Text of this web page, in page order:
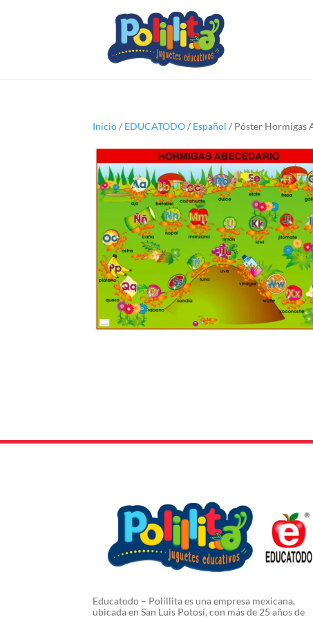
Inicio/ EDUCATODO/ Español / Póster Hormigas
Educatodo – Polillita es una empresa mexicana,
ubicada en San Luis Potosí, con más de 25 años de